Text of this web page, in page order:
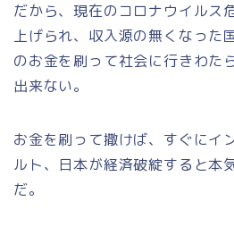
だから、現在のコロナウイルス
上げられ、収入源の無くなった
のお金を刷って社会に行きわた
出来ない。
お金を刷って撒けば、すぐにイ
ルト、日本が経済破綻すると本
だ。